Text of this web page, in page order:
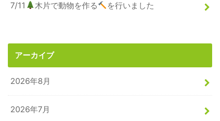
7/11 木片で動物を作る を行いました
アーカイブ
2026年8月
2026年7月